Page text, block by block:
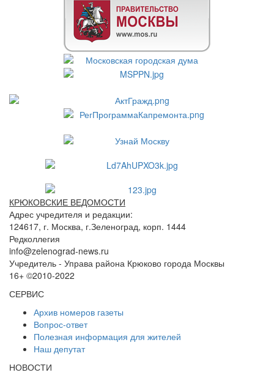
КРЮКОВСКИЕ ВЕДОМОСТИ
Адрес учредителя и редакции:
124617, г. Москва, г.Зеленоград, корп. 1444
Редколлегия
info@zelenograd-news.ru
Учредитель - Управа района Крюково города Москвы
16+ ©2010-2022
СЕРВИС
Архив номеров газеты
Вопрос-ответ
Полезная информация для жителей
Наш депутат
НОВОСТИ